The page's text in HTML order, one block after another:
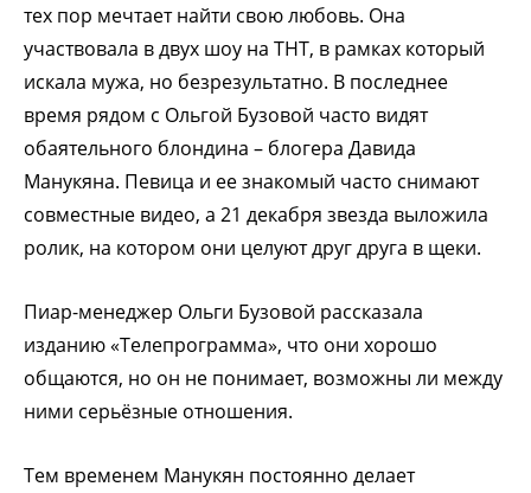
тех пор мечтает найти свою любовь. Она
участвовала в двух шоу на ТНТ, в рамках который
искала мужа, но безрезультатно. В последнее
время рядом с Ольгой Бузовой часто видят
обаятельного блондина – блогера Давида
Манукяна. Певица и ее знакомый часто снимают
совместные видео, а 21 декабря звезда выложила
ролик, на котором они целуют друг друга в щеки.
Пиар-менеджер Ольги Бузовой рассказала
изданию «Телепрограмма», что они хорошо
общаются, но он не понимает, возможны ли между
ними серьёзные отношения.
Тем временем Манукян постоянно делает